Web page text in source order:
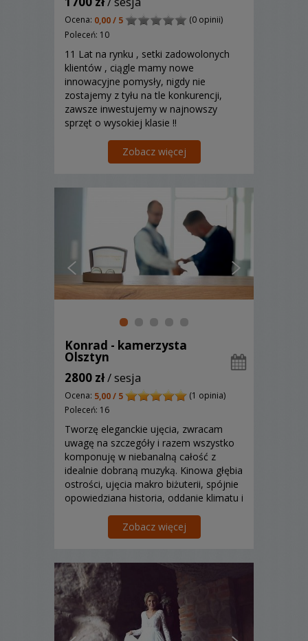
Ocena: 0,00 / 5
(0 opinii)
Poleceń: 10
11 Lat na rynku , setki zadowolonych
klientów , ciągle mamy nowe
innowacyjne pomysły, nigdy nie
zostajemy z tyłu na tle konkurencji,
zawsze inwestujemy w najnowszy
sprzęt o wysokiej klasie !!
Zobacz więcej
Konrad - kamerzysta
Olsztyn
2800 zł/ sesja
Ocena: 5,00 / 5
(1 opinia)
Poleceń: 16
Tworzę eleganckie ujęcia, zwracam
uwagę na szczegóły i razem wszystko
komponuję w niebanalną całość z
idealnie dobraną muzyką. Kinowa głębia
ostrości, ujęcia makro biżuterii, spójnie
opowiedziana historia, oddanie klimatu i
wszystko odnajdziecie w moich filmach.
Zobacz więcej